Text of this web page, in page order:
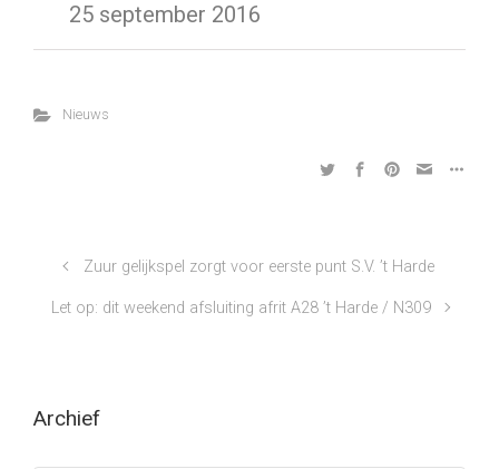
25 september 2016
Nieuws
Zuur gelijkspel zorgt voor eerste punt S.V. ’t Harde
Let op: dit weekend afsluiting afrit A28 ’t Harde / N309
Archief